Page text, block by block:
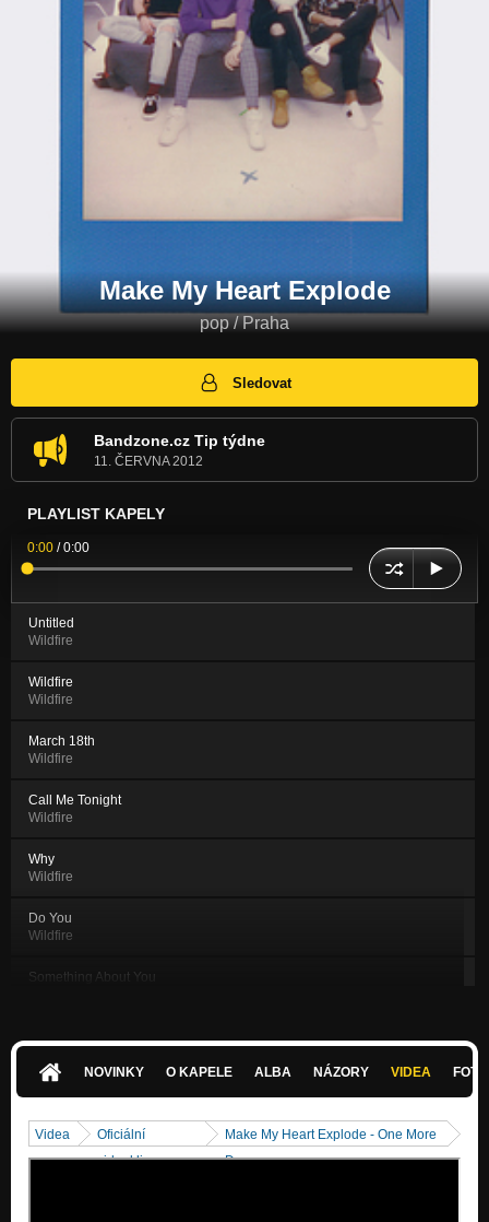
Make My Heart Explode
pop / Praha
Sledovat
Bandzone.cz Tip týdne
11. ČERVNA 2012
PLAYLIST KAPELY
0:00 /0:00
Untitled
Wildfire
Wildfire
Wildfire
March 18th
Wildfire
Call Me Tonight
Wildfire
Why
Wildfire
Do You
Wildfire
Something About You
Hard To Feel
I Lost My Face
NOVINKY O KAPELE ALBA NÁZORY VIDEA
Videa
Oficiální
videoklipy
Make My Heart Explode - One More
Day